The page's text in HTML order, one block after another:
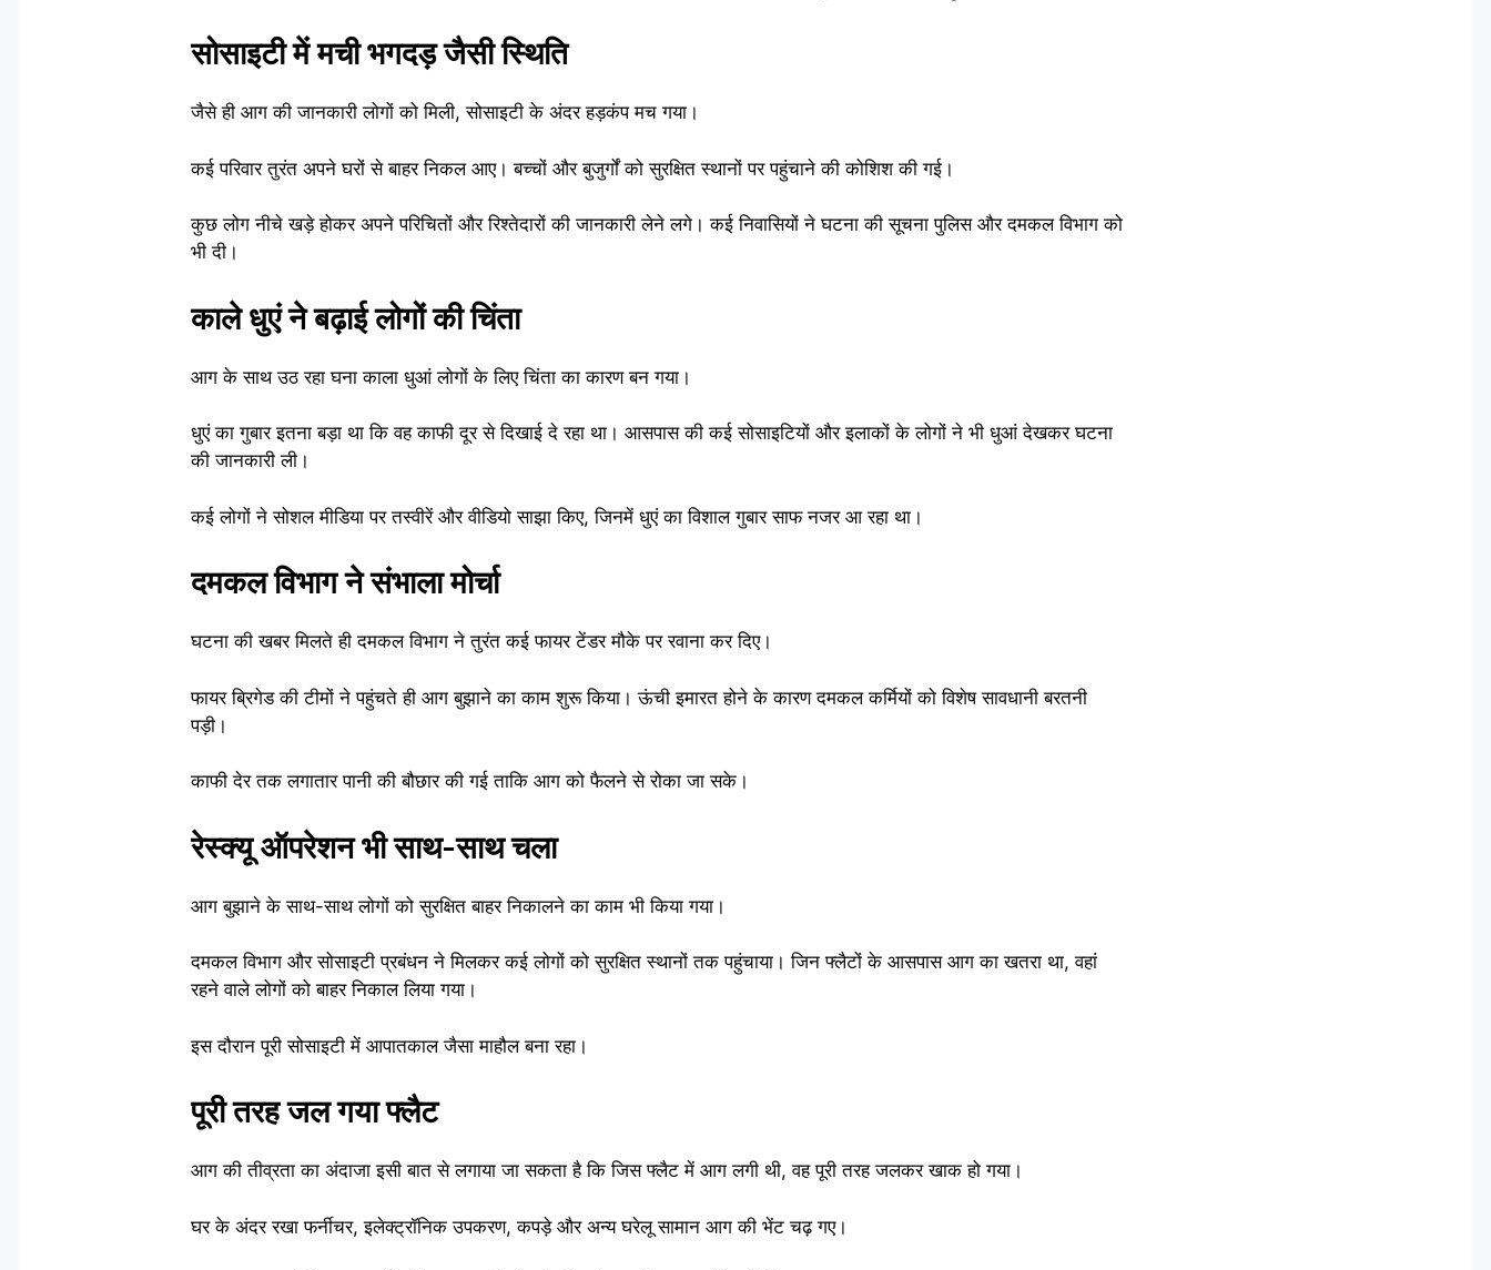
सोसाइटी में मची भगदड़ जैसी स्थिति
जैसे ही आग की जानकारी लोगों को मिली, सोसाइटी के अंदर हड़कंप मच गया।
कई परिवार तुरंत अपने घरों से बाहर निकल आए। बच्चों और बुजुर्गों को सुरक्षित स्थानों पर पहुंचाने की कोशिश की गई।
कुछ लोग नीचे खड़े होकर अपने परिचितों और रिश्तेदारों की जानकारी लेने लगे। कई निवासियों ने घटना की सूचना पुलिस और दमकल विभाग को
भी दी।
काले धुएं ने बढ़ाई लोगों की चिंता
आग के साथ उठ रहा घना काला धुआं लोगों के लिए चिंता का कारण बन गया।
धुएं का गुबार इतना बड़ा था कि वह काफी दूर से दिखाई दे रहा था। आसपास की कई सोसाइटियों और इलाकों के लोगों ने भी धुआं देखकर घटना
की जानकारी ली।
कई लोगों ने सोशल मीडिया पर तस्वीरें और वीडियो साझा किए, जिनमें धुएं का विशाल गुबार साफ नजर आ रहा था।
दमकल विभाग ने संभाला मोर्चा
घटना की खबर मिलते ही दमकल विभाग ने तुरंत कई फायर टेंडर मौके पर रवाना कर दिए।
फायर ब्रिगेड की टीमों ने पहुंचते ही आग बुझाने का काम शुरू किया। ऊंची इमारत होने के कारण दमकल कर्मियों को विशेष सावधानी बरतनी
पड़ी।
काफी देर तक लगातार पानी की बौछार की गई ताकि आग को फैलने से रोका जा सके।
रेस्क्यू ऑपरेशन भी साथ-साथ चला
आग बुझाने के साथ-साथ लोगों को सुरक्षित बाहर निकालने का काम भी किया गया।
दमकल विभाग और सोसाइटी प्रबंधन ने मिलकर कई लोगों को सुरक्षित स्थानों तक पहुंचाया। जिन फ्लैटों के आसपास आग का खतरा था, वहां
रहने वाले लोगों को बाहर निकाल लिया गया।
इस दौरान पूरी सोसाइटी में आपातकाल जैसा माहौल बना रहा।
पूरी तरह जल गया फ्लैट
आग की तीव्रता का अंदाजा इसी बात से लगाया जा सकता है कि जिस फ्लैट में आग लगी थी, वह पूरी तरह जलकर खाक हो गया।
घर के अंदर रखा फर्नीचर, इलेक्ट्रॉनिक उपकरण, कपड़े और अन्य घरेलू सामान आग की भेंट चढ़ गए।